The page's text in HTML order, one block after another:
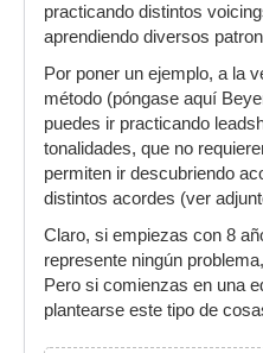
practicando distintos
aprendiendo diversos
Por poner un ejemplo, a la
método (póngase aquí
puedes ir practicando
tonalidades, que no
permiten ir descubriendo
distintos acordes (ver
Claro, si empiezas con 8
represente ningún
Pero si comienzas en una
plantearse este tipo de